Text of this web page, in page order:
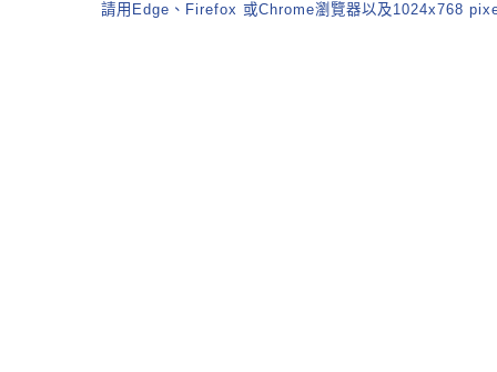
請用Edge、Firefox 或Chrome瀏覽器以及1024x768